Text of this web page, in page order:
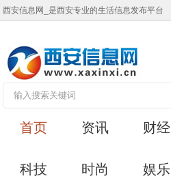
西安信息网_是西安专业的生活信息发布平台
首页 资讯 财经
科技 时尚 娱乐